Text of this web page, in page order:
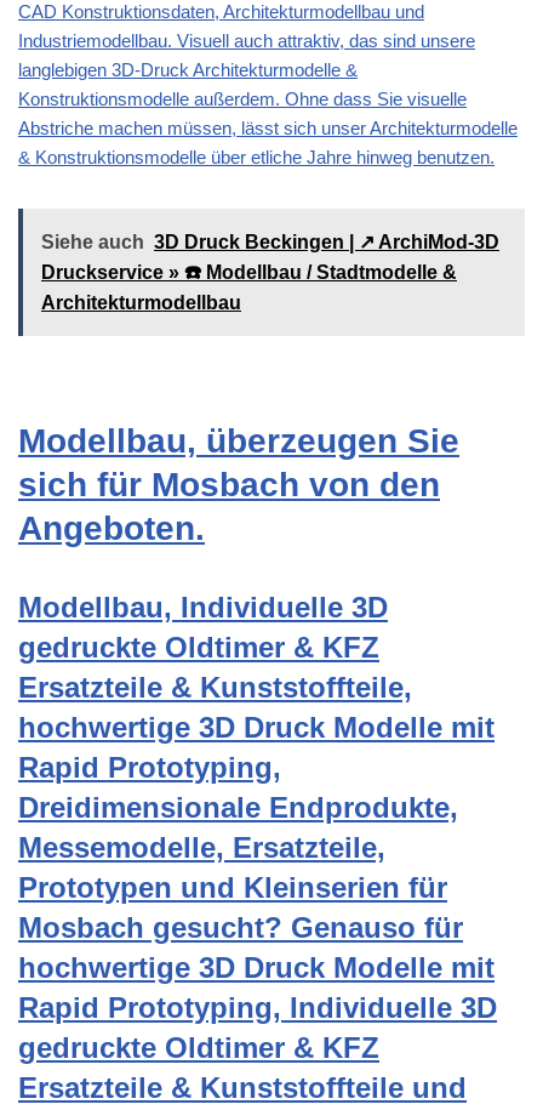
CAD Konstruktionsdaten, Architekturmodellbau und
Industriemodellbau. Visuell auch attraktiv, das sind unsere
langlebigen 3D-Druck Architekturmodelle &
Konstruktionsmodelle außerdem. Ohne dass Sie visuelle
Abstriche machen müssen, lässt sich unser Architekturmodelle
& Konstruktionsmodelle über etliche Jahre hinweg benutzen.
Siehe auch 3D Druck Beckingen | ↗️ ArchiMod-3D
Druckservice » ☎️ Modellbau / Stadtmodelle &
Architekturmodellbau
Modellbau, überzeugen Sie
sich für Mosbach von den
Angeboten.
Modellbau, Individuelle 3D
gedruckte Oldtimer & KFZ
Ersatzteile & Kunststoffteile,
hochwertige 3D Druck Modelle mit
Rapid Prototyping,
Dreidimensionale Endprodukte,
Messemodelle, Ersatzteile,
Prototypen und Kleinserien für
Mosbach gesucht? Genauso für
hochwertige 3D Druck Modelle mit
Rapid Prototyping, Individuelle 3D
gedruckte Oldtimer & KFZ
Ersatzteile & Kunststoffteile und